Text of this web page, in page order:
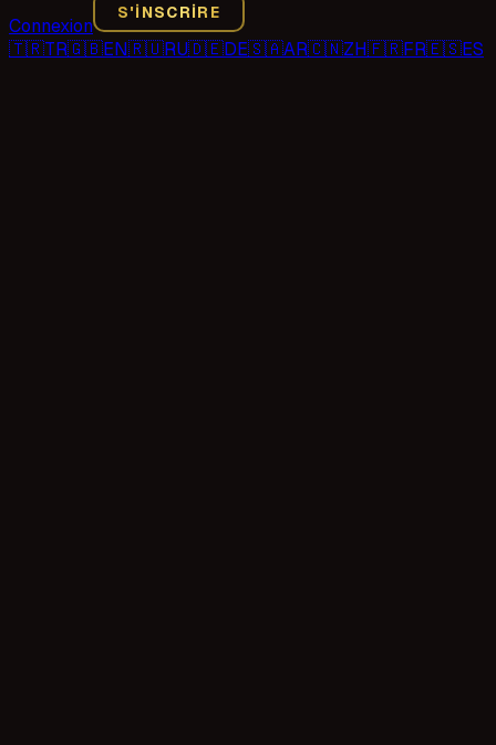
Connexion
S'INSCRIRE
🇹🇷TR🇬🇧EN🇷🇺RU🇩🇪DE🇸🇦AR🇨🇳ZH🇫🇷FR🇪🇸ES